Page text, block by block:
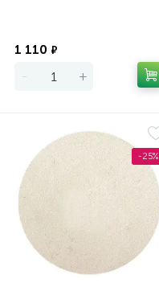
1 110 ₽
- +
-25%